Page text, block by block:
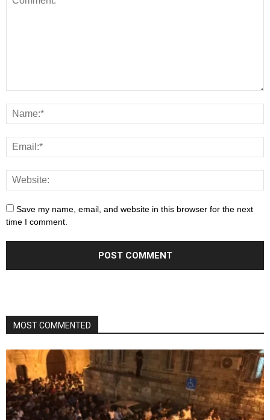
Save my name, email, and website in this browser for the next
time I comment.
MOST COMMENTED